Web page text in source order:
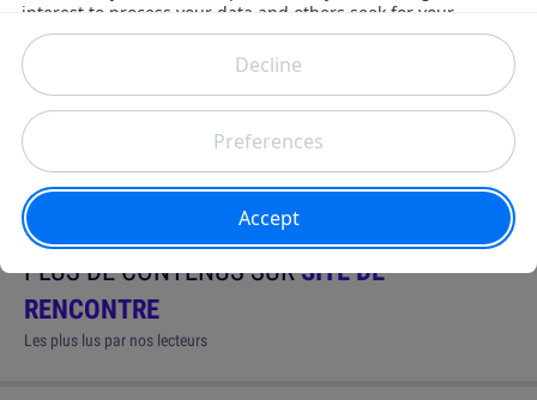
PLUS DE CONTENUS SURSITE DE
RENCONTRE
Les plus lus par nos lecteurs